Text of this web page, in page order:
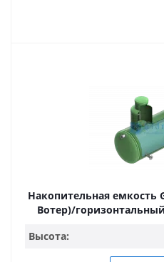
Накопительная емкость
Вотер)/
Высота: